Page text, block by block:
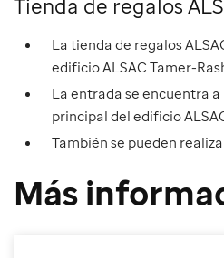
Tienda de regalos
La tienda de regalos
edificio ALSAC Tamer-
La entrada se encuentra
principal del edificio
También se pueden
Más